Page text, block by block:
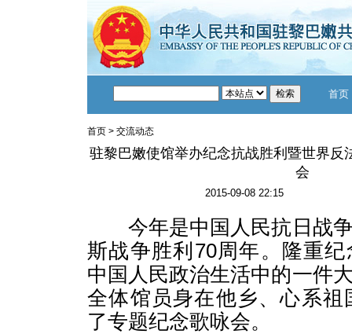
首页
首页 > 交流动态
驻黎巴嫩使馆举办纪念抗战胜利暨世界反
会
2015-09-08 22:15
今年是中国人民抗日战争
斯战争胜利70周年。隆重
中国人民政治生活中的一件
全体馆员身在他乡、心系祖
了专题纪念歌咏会。